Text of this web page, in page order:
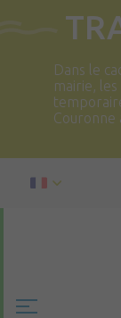
Dans le
mairie,
Couronne